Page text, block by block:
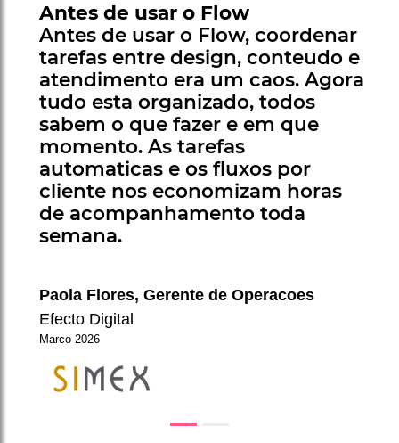
Antes de usar o Flow
Antes de usar o Flow, coordenar
tarefas entre design, conteudo e
atendimento era um caos. Agora
tudo esta organizado, todos
sabem o que fazer e em que
momento. As tarefas
automaticas e os fluxos por
cliente nos economizam horas
de acompanhamento toda
semana.
Paola Flores, Gerente de Operacoes
Efecto Digital
Marco 2026